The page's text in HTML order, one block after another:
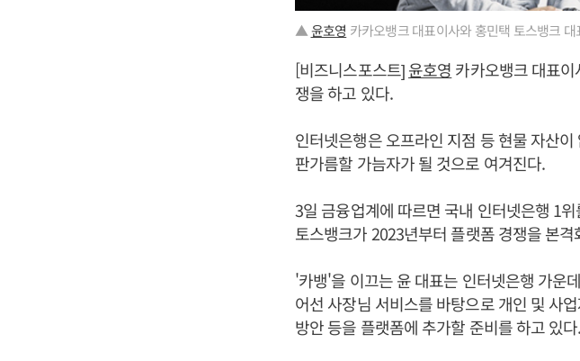
▲윤호영 카카오뱅크 대표이사와 홍민택 토스뱅크
[비즈니스포스트]윤호영 카카오뱅크 대표
쟁을 하고 있다.
인터넷은행은 오프라인 지점 등 현물 자산
판가름할 가늠자가 될 것으로 여겨진다.
3일 금융업계에 따르면 국내 인터넷은행 1
토스뱅크가 2023년부터 플랫폼 경쟁을 본
'카뱅'을 이끄는 윤 대표는 인터넷은행 가운
어선 사장님 서비스를 바탕으로 개인 및 사
방안 등을 플랫폼에 추가할 준비를 하고 있다.